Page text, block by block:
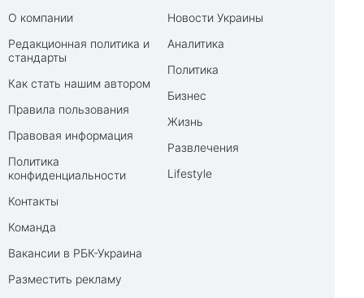
О компании
Редакционная политика и
стандарты
Как стать нашим автором
Правила пользования
Правовая информация
Политика
конфиденциальности
Контакты
Команда
Вакансии в РБК-Украина
Разместить рекламу
Новости Украины
Аналитика
Политика
Бизнес
Жизнь
Развлечения
Lifestyle